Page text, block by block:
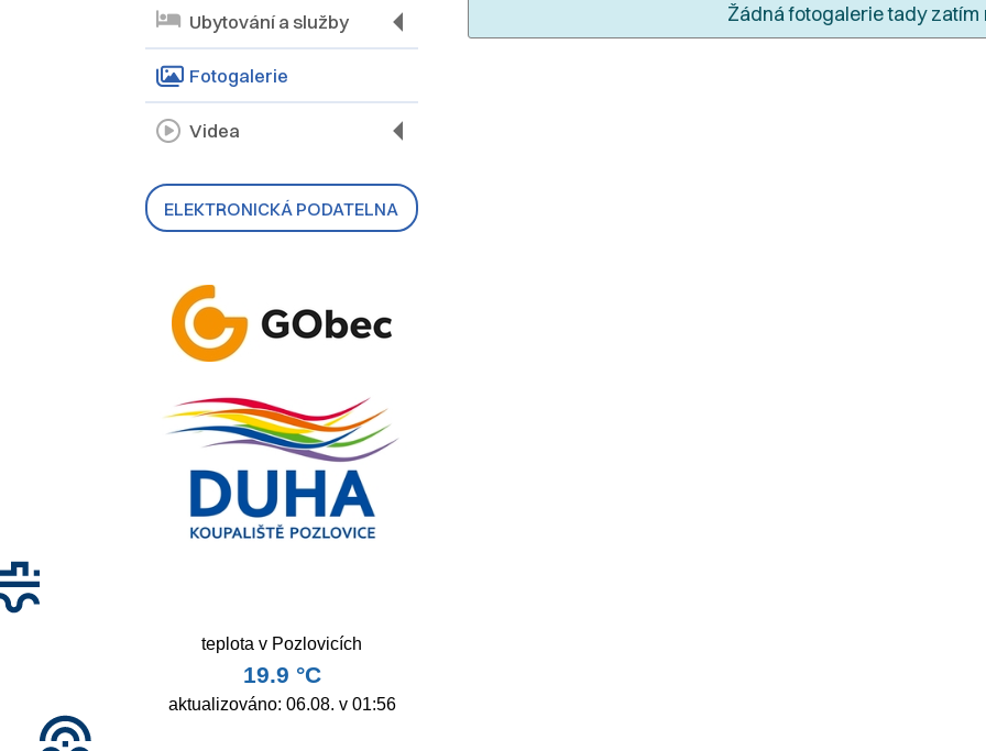
Ubytování a služby
Fotogalerie
Videa
ELEKTRONICKÁ PODATELNA
Žádná fotogalerie tady zatím